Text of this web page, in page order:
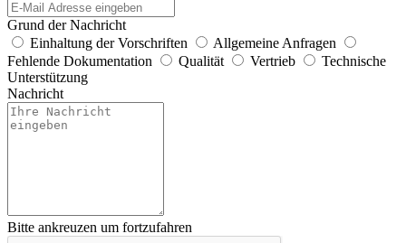
Grund der Nachricht
Einhaltung der Vorschriften
Allgemeine Anfragen
Fehlende Dokumentation
Qualität Vertrieb
Technische
Unterstützung
Nachricht
Bitte ankreuzen um fortzufahren